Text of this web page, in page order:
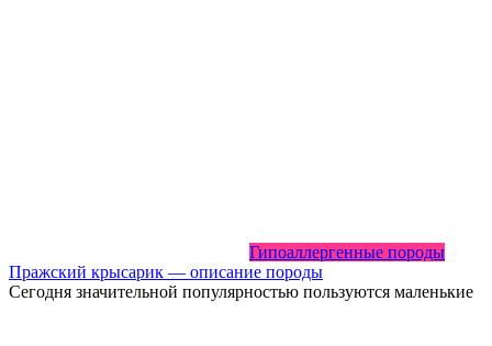
Гипоаллергенные породы
Пражский крысарик — описание породы
Сегодня значительной популярностью пользуются маленькие